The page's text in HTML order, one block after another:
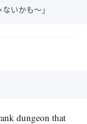
いかも～」
dungeon that